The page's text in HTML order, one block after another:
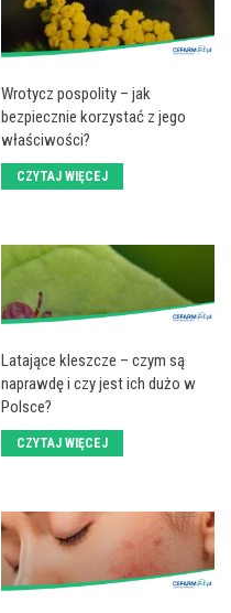
Wrotycz pospolity – jak
bezpiecznie korzystać z jego
właściwości?
CZYTAJ WIĘCEJ
Latające kleszcze – czym są
naprawdę i czy jest ich dużo w
Polsce?
CZYTAJ WIĘCEJ